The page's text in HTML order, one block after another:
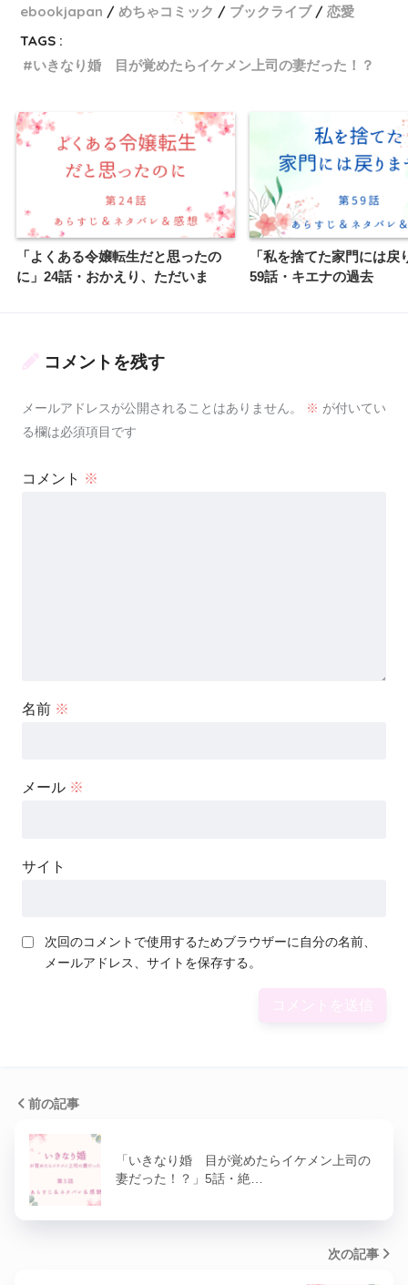
ebookjapan
めちゃコミック ブックライブ
恋愛
TAGS :
いきなり婚 目が覚めたらイケメン上司の妻だった！？
「よくある令嬢転生だと思ったの
に」24話・おかえり、ただいま
「私を捨てた家門には戻
59話・キエナの過去
コメントを残す
メールアドレスが公開されることはありません。 ※ が付いてい
る欄は必須項目です
コメント ※
名前 ※
メール ※
サイト
次回のコメントで使用するためブラウザーに自分の名前、
メールアドレス、サイトを保存する。
前の記事
「いきなり婚 目が覚めたらイケメン上司の
妻だった！？」5話・絶…
次の記事